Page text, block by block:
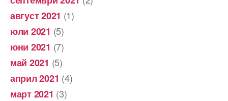
август 2021 (1)
юли 2021 (5)
юни 2021 (7)
май 2021 (5)
април 2021 (4)
март 2021 (3)